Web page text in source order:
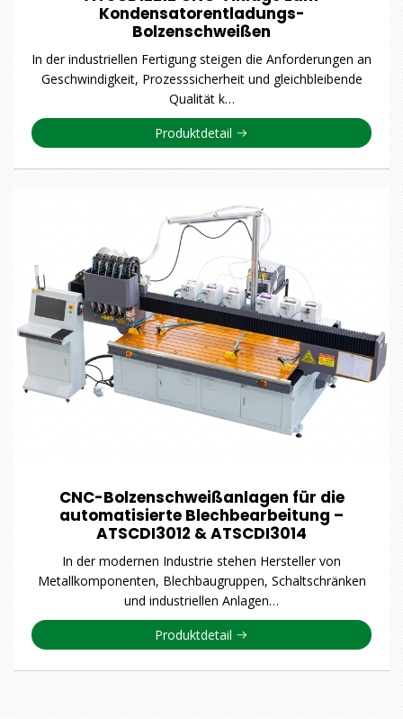
Kondensatorentladungs-
Bolzenschweißen
In der industriellen Fertigung steigen die Anforderungen an
Geschwindigkeit, Prozesssicherheit und gleichbleibende
Qualität k…
Produktdetail
CNC-Bolzenschweißanlagen für die
automatisierte Blechbearbeitung –
ATSCDI3012 & ATSCDI3014
In der modernen Industrie stehen Hersteller von
Metallkomponenten, Blechbaugruppen, Schaltschränken
und industriellen Anlagen…
Produktdetail